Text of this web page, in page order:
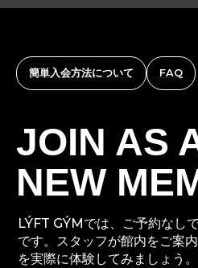
簡単入会方法について FAQ
JOIN AS
NEW
LÝFT GÝMでは、ご予約なし
です。スタッフが館内をご案
を実際に体験してみましょう